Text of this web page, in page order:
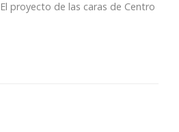
El proyecto de las caras de Centro